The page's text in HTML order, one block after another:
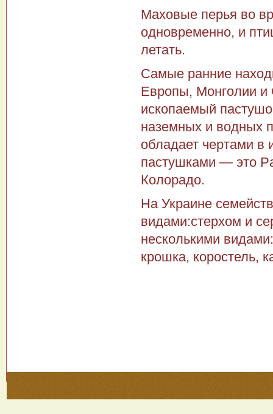
Маховые перья во
одновременно, и
ле­тать.
Самые ранние
Европы, Монголии и
ископаемый
наземных и водных
обладает чертами
пастушками — это
Колорадо.
На Украине
видами:стерхом и
несколькими
крошка, коростель,